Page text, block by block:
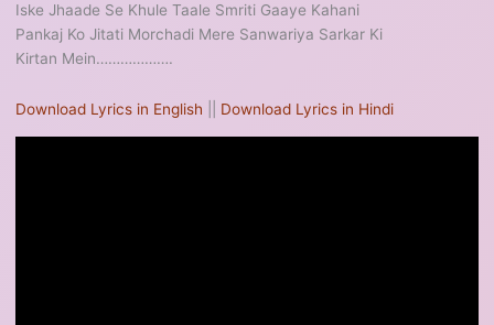
Iske Jhaade Se Khule Taale Smriti Gaaye Kahani
Pankaj Ko Jitati Morchadi Mere Sanwariya Sarkar Ki
Kirtan Mein……………….
Download Lyrics in English Download Lyrics in Hindi